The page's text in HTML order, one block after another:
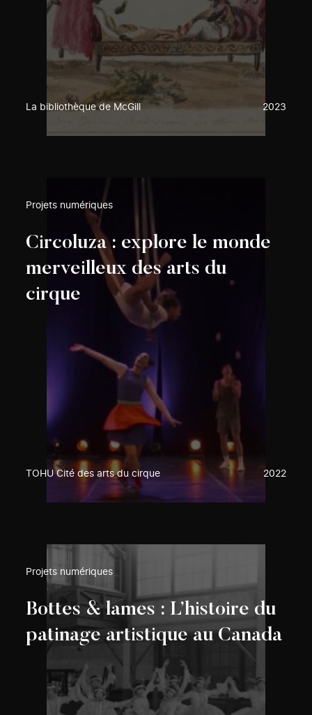
La bibliothèque de McGill 2023
Projets numériques
Circoluza : explore le monde
merveilleux des arts du
cirque
TOHU Cité des arts du cirque 2022
Projets numériques
Bottes & lames : L’histoire du
patinage artistique au Canada